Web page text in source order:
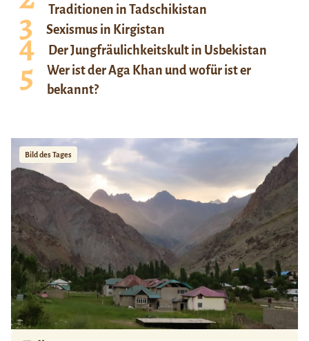
Traditionen in Tadschikistan
Sexismus in Kirgistan
Der Jungfräulichkeitskult in Usbekistan
Wer ist der Aga Khan und wofür ist er
bekannt?
Bild des Tages